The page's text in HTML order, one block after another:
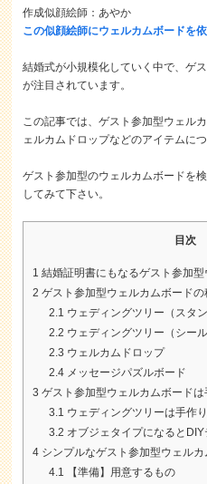
作成似顔絵師：あやか
この似顔絵師にウェルカムボードを
結婚式が小規模化していく中で、ゲ
が注目されています。
この記事では、ゲスト参加型ウェル
ェルカムドロップなどのアイテムに
ゲスト参加型のウェルカムボードを
してみて下さい。
目次
1 結婚証明書にもなるゲスト参加
2 ゲスト参加型ウェルカムボードの
2.1 ウェディングツリー（スタン
2.2 ウェディングツリー（シール
2.3 ウェルカムドロップ
2.4 メッセージパズルボード
3 ゲスト参加型ウェルカムボードは
3.1 ウェディングツリーは手作
3.2 オブジェタイプになると
4 シンプルなゲスト参加型ウェル
4.1
【準備】用意するもの